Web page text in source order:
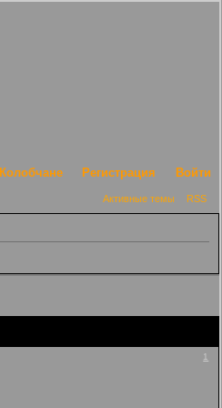
Колобчане Регистрация Войти
Активные темы RSS
1